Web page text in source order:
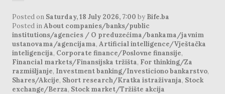
Posted on Saturday, 18 July 2026, 7:00 by Bife.ba
Posted inAbout companies/banks/public
institutions/agencies / O preduzećima/bankama/javnim
ustanovama/agencijama, Artificial intelligence/Vještačka
inteligencija, Corporate finance/Poslovne finansije,
Financial markets/Finansijska tržišta, For thinking/Za
razmišljanje, Investment banking/Investiciono bankarstvo,
Shares/Akcije, Short research/Kratka istraživanja, Stock
exchange/Berza, Stock market/Tržište akcija